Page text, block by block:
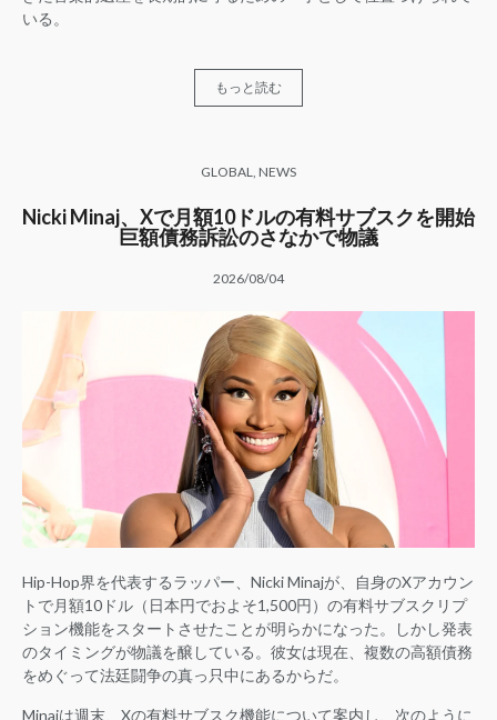
いる。
もっと読む
GLOBAL NEWS
Nicki Minaj、Xで月額10ドルの有料サブスクを開始
巨額債務訴訟のさなかで物議
2026/08/04
Hip-Hop界を代表するラッパー、Nicki Minajが、自身のXアカウン
トで月額10ドル（日本円でおよそ1,500円）の有料サブスクリプ
ション機能をスタートさせたことが明らかになった。しかし発表
のタイミングが物議を醸している。彼女は現在、複数の高額債務
をめぐって法廷闘争の真っ只中にあるからだ。
Minajは週末、Xの有料サブスク機能について案内し、次のように